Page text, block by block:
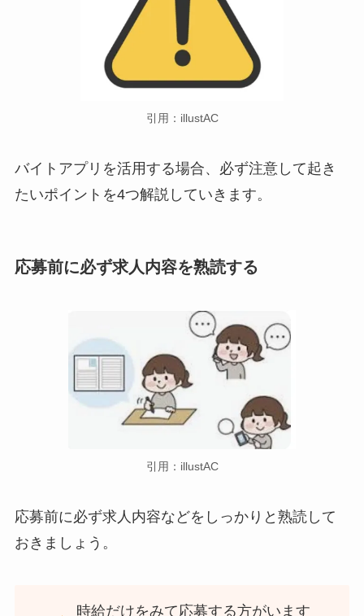
引用：illustAC
バイトアプリを活用する場合、必ず注意して起き
たいポイントを4つ解説していきます。
応募前に必ず求人内容を熟読する
引用：illustAC
応募前に必ず求人内容などをしっかりと熟読して
おきましょう。
時給だけをみて応募する方がいます